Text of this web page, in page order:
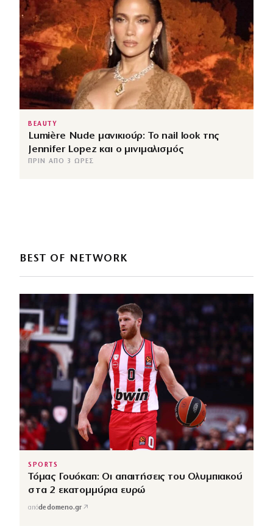
BEAUTY
Lumière Nude μανικιούρ: Το nail look της
Jennifer Lopez και ο μινιμαλισμός
ΠΡΙΝ ΑΠΌ 3 ΏΡΕΣ
BEST OF NETWORK
SPORTS
Τόμας Γουόκαπ: Οι απαιτήσεις του Ολυμπιακού
στα 2 εκατομμύρια ευρώ
απόdedomeno.gr ↗